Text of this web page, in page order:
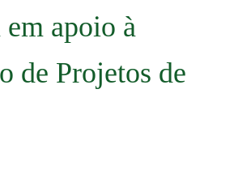
apoio à
de Projetos de